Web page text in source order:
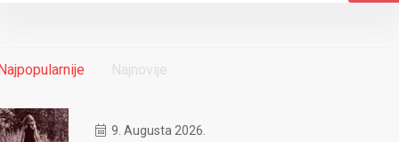
Najnovije
9. Augusta 2026.